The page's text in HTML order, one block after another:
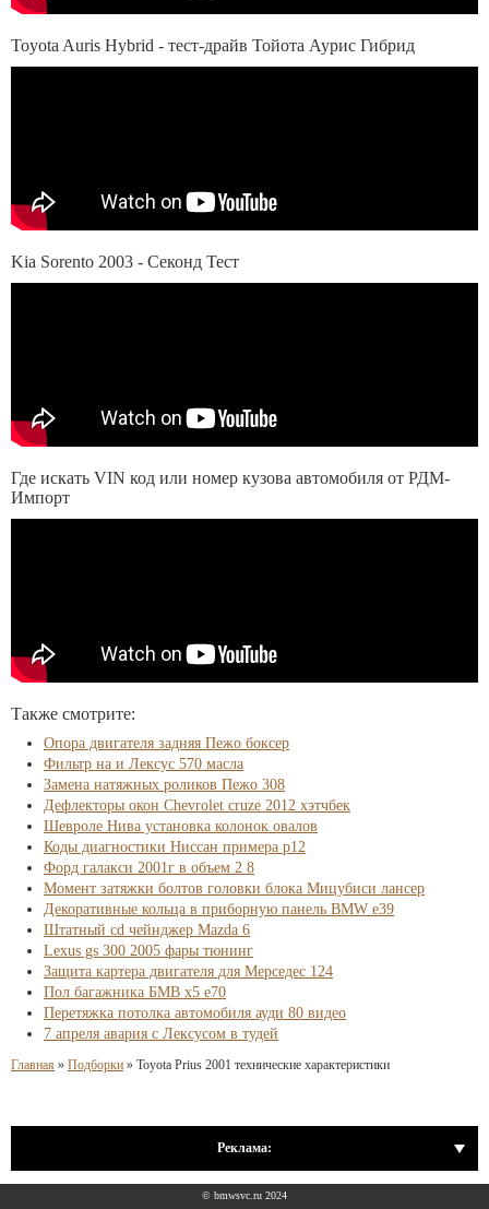
Toyota Auris Hybrid - тест-драйв Тойота Аурис Гибрид
Kia Sorento 2003 - Секонд Тест
Где искать VIN код или номер кузова автомобиля от РДМ-
Импорт
Также смотрите:
Опора двигателя задняя Пежо боксер
Фильтр на и Лексус 570 масла
Замена натяжных роликов Пежо 308
Дефлекторы окон Chevrolet cruze 2012 хэтчбек
Шевроле Нива установка колонок овалов
Коды диагностики Ниссан примера р12
Форд галакси 2001г в объем 2 8
Момент затяжки болтов головки блока Мицубиси лансер
Декоративные кольца в приборную панель BMW e39
Штатный cd чейнджер Mazda 6
Lexus gs 300 2005 фары тюнинг
Защита картера двигателя для Мерседес 124
Пол багажника БМВ х5 е70
Перетяжка потолка автомобиля ауди 80 видео
7 апреля авария с Лексусом в тудей
Главная » Подборки » Toyota Prius 2001 технические характеристики
Реклама:
© bmwsvc.ru 2024